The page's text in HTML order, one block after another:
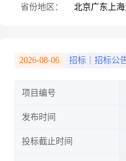
省份地区： 北京广东 上海
2026-08-06 招标｜招标公
项目编号
发布时间
投标截止时间